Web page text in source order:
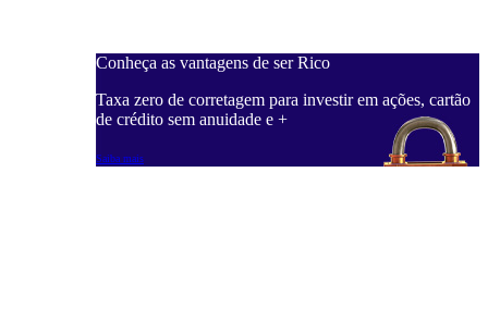
Conheça as vantagens de ser Rico
Taxa zero de corretagem para investir em ações, cartão
de crédito sem anuidade e +
Saiba mais